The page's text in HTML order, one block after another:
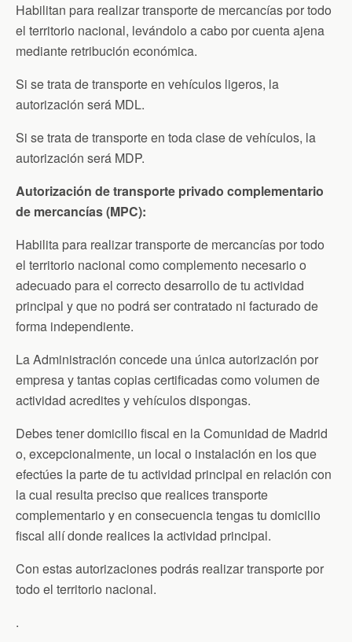
Habilitan para realizar transporte de mercancías por todo
el territorio nacional, levándolo a cabo por cuenta ajena
mediante retribución económica.
Si se trata de transporte en vehículos ligeros, la
autorización será MDL.
Si se trata de transporte en toda clase de vehículos, la
autorización será MDP.
Autorización de transporte privado complementario
de mercancías (MPC):
Habilita para realizar transporte de mercancías por todo
el territorio nacional como complemento necesario o
adecuado para el correcto desarrollo de tu actividad
principal y que no podrá ser contratado ni facturado de
forma independiente.
La Administración concede una única autorización por
empresa y tantas copias certificadas como volumen de
actividad acredites y vehículos dispongas.
Debes tener domicilio fiscal en la Comunidad de Madrid
o, excepcionalmente, un local o instalación en los que
efectúes la parte de tu actividad principal en relación con
la cual resulta preciso que realices transporte
complementario y en consecuencia tengas tu domicilio
fiscal allí donde realices la actividad principal.
Con estas autorizaciones podrás realizar transporte por
todo el territorio nacional.
.